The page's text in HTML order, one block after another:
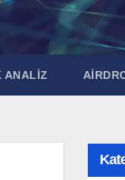
ANALİZ